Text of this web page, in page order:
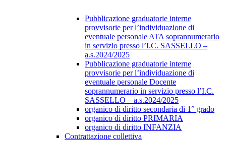
Pubblicazione graduatorie interne
provvisorie per l’individuazione di
eventuale personale ATA soprannumerario
in servizio presso l’I.C. SASSELLO –
a.s.2024/2025
Pubblicazione graduatorie interne
provvisorie per l’individuazione di
eventuale personale Docente
soprannumerario in servizio presso l’I.C.
SASSELLO – a.s.2024/2025
organico di diritto secondaria di 1° grado
organico di diritto PRIMARIA
organico di diritto INFANZIA
Contrattazione collettiva